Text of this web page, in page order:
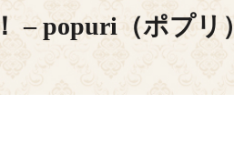
popuri（ポプリ）